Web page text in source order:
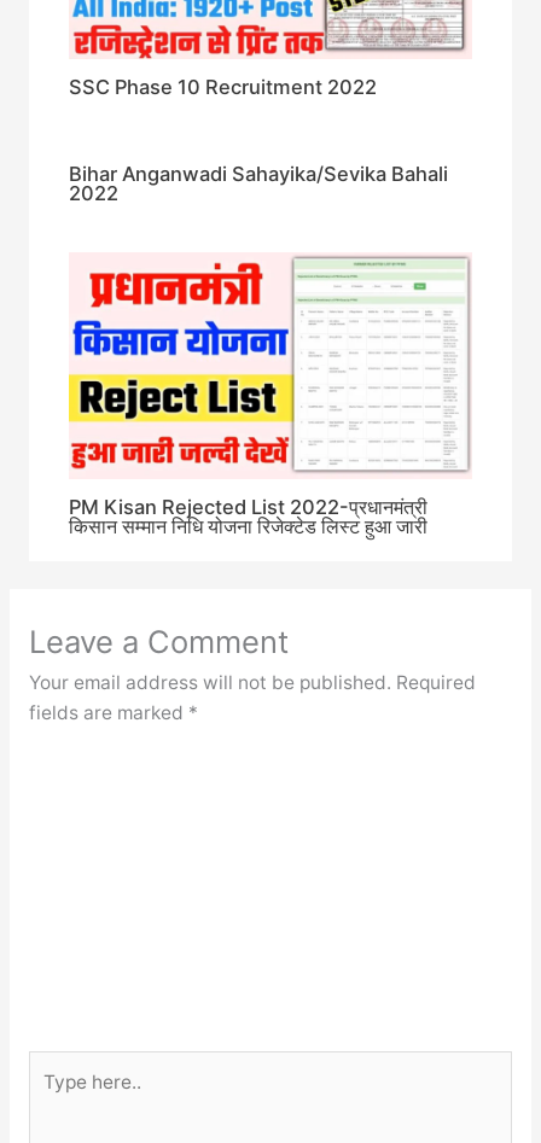
SSC Phase 10 Recruitment 2022
Bihar Anganwadi Sahayika/Sevika Bahali
2022
PM Kisan Rejected List 2022-प्रधानमंत्री
किसान सम्मान निधि योजना रिजेक्टेड लिस्ट हुआ जारी
Leave a Comment
Your email address will not be published. Required
fields are marked *
here..